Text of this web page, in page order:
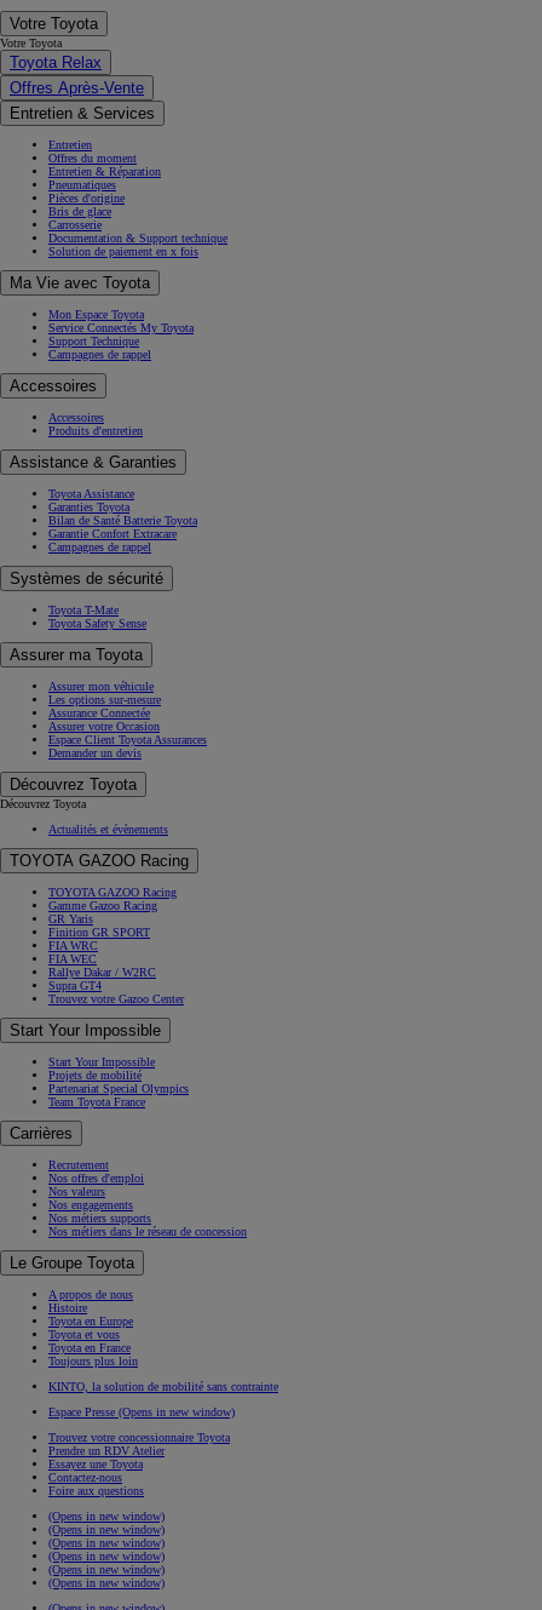
Votre Toyota
Votre Toyota
Toyota Relax
Offres Après-Vente
Entretien & Services
Entretien
Offres du moment
Entretien & Réparation
Pneumatiques
Pièces d'origine
Bris de glace
Carrosserie
Documentation & Support technique
Solution de paiement en x fois
Ma Vie avec Toyota
Mon Espace Toyota
Service Connectés My Toyota
Support Technique
Campagnes de rappel
Accessoires
Accessoires
Produits d'entretien
Assistance & Garanties
Toyota Assistance
Garanties Toyota
Bilan de Santé Batterie Toyota
Garantie Confort Extracare
Campagnes de rappel
Systèmes de sécurité
Toyota T-Mate
Toyota Safety Sense
Assurer ma Toyota
Assurer mon véhicule
Les options sur-mesure
Assurance Connectée
Assurer votre Occasion
Espace Client Toyota Assurances
Demander un devis
Découvrez Toyota
Découvrez Toyota
Actualités et évènements
TOYOTA GAZOO Racing
TOYOTA GAZOO Racing
Gamme Gazoo Racing
GR Yaris
Finition GR SPORT
FIA WRC
FIA WEC
Rallye Dakar / W2RC
Supra GT4
Trouvez votre Gazoo Center
Start Your Impossible
Start Your Impossible
Projets de mobilité
Partenariat Special Olympics
Team Toyota France
Carrières
Recrutement
Nos offres d'emploi
Nos valeurs
Nos engagements
Nos métiers supports
Nos métiers dans le réseau de concession
Le Groupe Toyota
A propos de nous
Histoire
Toyota en Europe
Toyota et vous
Toyota en France
Toujours plus loin
KINTO, la solution de mobilité sans contrainte
Espace Presse (Opens in new window)
Trouvez votre concessionnaire Toyota
Prendre un RDV Atelier
Essayez une Toyota
Contactez-nous
Foire aux questions
(Opens in new window)
(Opens in new window)
(Opens in new window)
(Opens in new window)
(Opens in new window)
(Opens in new window)